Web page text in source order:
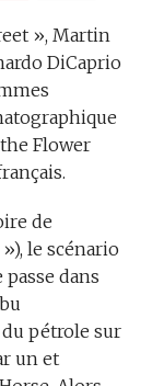
», Martin
DiCaprio
Flower
de
le scénario
dans
pétrole sur
un et